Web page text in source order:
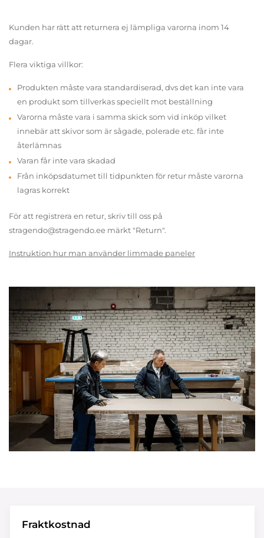
Kunden har rätt att returnera ej lämpliga varorna inom 14
dagar.
Flera viktiga villkor:
Produkten måste vara standardiserad, dvs det kan inte vara
en produkt som tillverkas speciellt mot beställning
Varorna måste vara i samma skick som vid inköp vilket
innebär att skivor som är sågade, polerade etc. får inte
återlämnas
Varan får inte vara skadad
Från inköpsdatumet till tidpunkten för retur måste varorna
lagras korrekt
För att registrera en retur, skriv till oss på
stragendo@stragendo.ee märkt "Return".
Instruktion hur man använder limmade paneler
Fraktkostnad